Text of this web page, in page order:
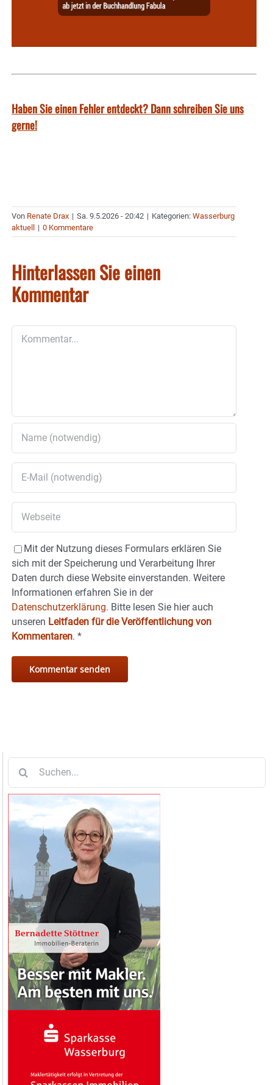
Haben Sie einen Fehler entdeckt? Dann schreiben Sie uns
gerne!
Von Renate Drax | Sa. 9.5.2026 - 20:42 | Kategorien: Wasserburg
aktuell
| 0 Kommentare
Hinterlassen Sie einen
Kommentar
Mit der Nutzung dieses Formulars erklären Sie
sich mit der Speicherung und Verarbeitung Ihrer
Daten durch diese Website einverstanden. Weitere
Informationen erfahren Sie in der
Datenschutzerklärung. Bitte lesen Sie hier auch
unseren Leitfaden für die Veröffentlichung von
Kommentaren. *
nach: